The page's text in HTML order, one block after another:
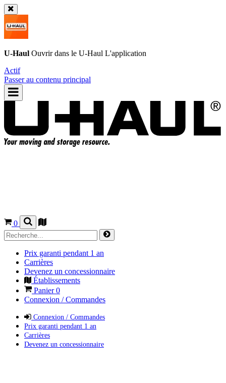
U-Haul Ouvrir dans le U-Haul L'application
Actif
Passer au contenu principal
0
Prix garanti pendant 1 an
Carrières
Devenez un concessionnaire
Établissements
Panier0
Connexion / Commandes
Connexion / Commandes
Prix garanti pendant 1 an
Carrières
Devenez un concessionnaire